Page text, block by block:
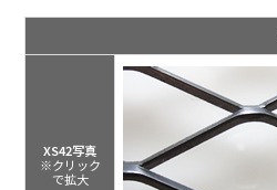
XS42写真
※クリック
で拡大